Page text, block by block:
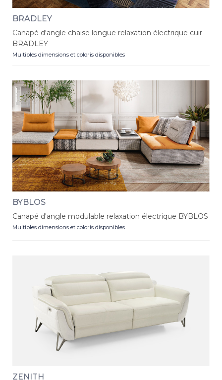
BRADLEY
Canapé d'angle chaise longue relaxation électrique cuir
BRADLEY
Multiples dimensions et coloris disponibles
BYBLOS
Canapé d'angle modulable relaxation électrique BYBLOS
Multiples dimensions et coloris disponibles
ZENITH